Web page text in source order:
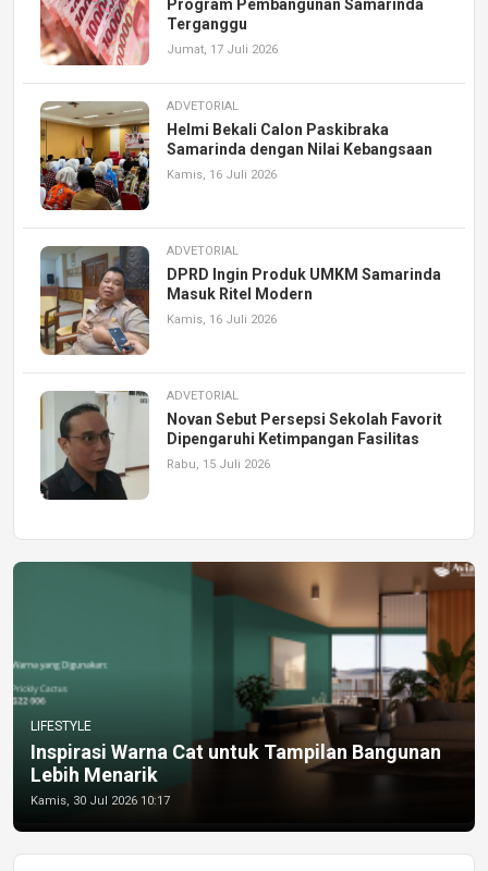
Program Pembangunan Samarinda
Terganggu
Jumat, 17 Juli 2026
ADVETORIAL
Helmi Bekali Calon Paskibraka
Samarinda dengan Nilai Kebangsaan
Kamis, 16 Juli 2026
ADVETORIAL
DPRD Ingin Produk UMKM Samarinda
Masuk Ritel Modern
Kamis, 16 Juli 2026
ADVETORIAL
Novan Sebut Persepsi Sekolah Favorit
Dipengaruhi Ketimpangan Fasilitas
Rabu, 15 Juli 2026
LIFESTYLE
Inspirasi Warna Cat untuk Tampilan Bangunan
Lebih Menarik
Kamis, 30 Jul 2026 10:17